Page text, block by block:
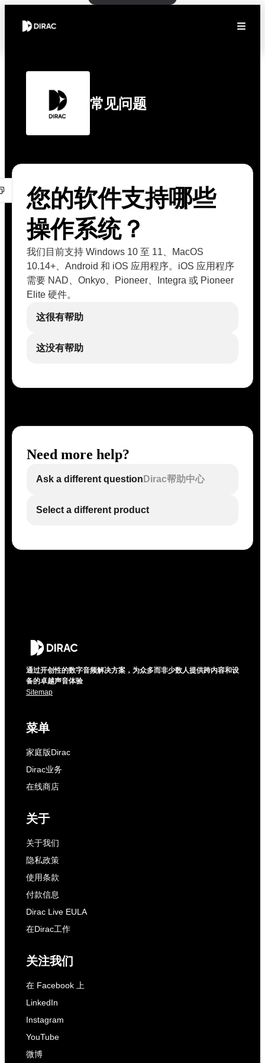
常见问题
您的软件支持哪些
操作系统？
我们目前支持 Windows 10 至 11、MacOS
10.14+、Android 和 iOS 应用程序。iOS 应用程序
需要 NAD、Onkyo、Pioneer、Integra 或 Pioneer
Elite 硬件。
这很有帮助
这没有帮助
Need more help?
Ask a different question Dirac帮助中心
Select a different product
通过开创性的数字音频解决方案，为众多而非少数人提供跨内容和设
备的卓越声音体验
Sitemap
菜单
家庭版Dirac
Dirac业务
在线商店
关于
关于我们
隐私政策
使用条款
付款信息
Dirac Live EULA
在Dirac工作
关注我们
在 Facebook 上
LinkedIn
Instagram
YouTube
微博